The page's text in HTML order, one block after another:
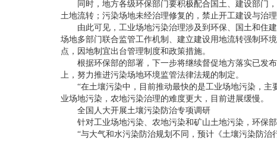
同时，地方各级环保部门要积极配合国土、建设部门，
土地流转；污染场地未经治理修复的，禁止开工建设与治
由此可见，工业场地污染治理涉及到环保、国土和住建
场地多部门联合监管工作机制、建立建设用地流转强制环
点，因地制宜出台管理制度和政策措施。
根据环保部的部署，下一步将继续督促地方落实已发布
上，努力推进污染场地环境监管法律法规的制定。
“在土壤污染中，目前推动最快的是工业场地污染，主
业场地污染，农地污染治理的难度更大，目前进展缓慢。
全国人大开展土壤污染防治专项调研
针对工业场地污染、农地污染和矿山土地污染，环保部
“与大气和水污染防治规划不同，预计《土壤污染防治